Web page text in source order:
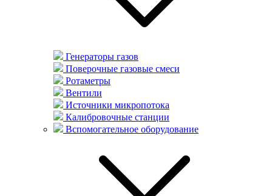
Генераторы газов
Поверочные газовые смеси
Ротаметры
Вентили
Источники микропотока
Калибровочные станции
Вспомогательное оборудование